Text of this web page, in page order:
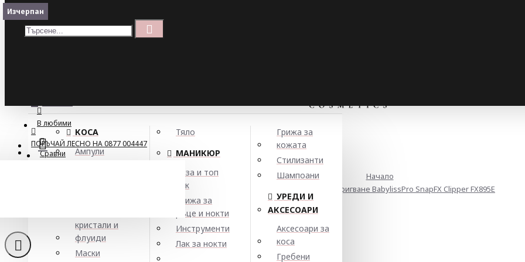
Меню
Кошница
В любими
Сравни
КОСА
Ампули
кристали и
флуиди
Маски
Тяло
МАНИКЮР
База и топ
лак
Грижа за
ръце и нокти
Инструменти
Лак за нокти
Грижа за
кожата
Стилизанти
Шампоани
УРЕДИ И
АКСЕСОАРИ
Аксесоари за
коса
Гребени
ПОРЪЧАЙ ЛЕСНО НА 0877 004447
Начало
Машинка за подстригване BabylissPro SnapFX Clipper FX895E
Изчерпан
Изчерпан